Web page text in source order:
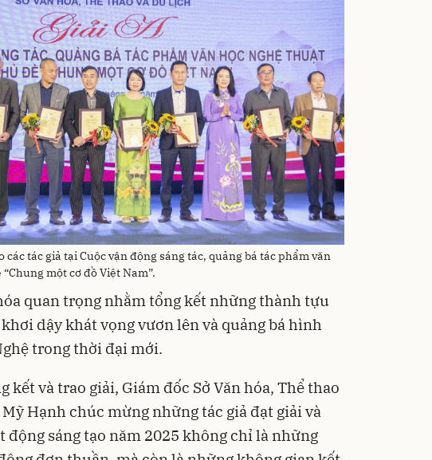
các tác giả tại Cuộc vận động sáng tác, quảng bá tác phẩm văn
một cơ đồ Việt Nam”.
quan trọng nhằm tổng kết những thành tựu
dậy khát vọng vươn lên và quảng bá hình
trong thời đại mới.
kết và trao giải, Giám đốc Sở Văn hóa, Thể thao
Hạnh chúc mừng những tác giả đạt giải và
động sáng tạo năm 2025 không chỉ là những